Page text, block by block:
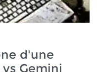
d'une
Gemini